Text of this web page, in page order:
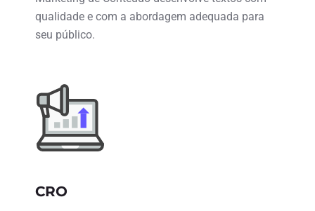
qualidade e com a abordagem adequada para
seu público.
CRO